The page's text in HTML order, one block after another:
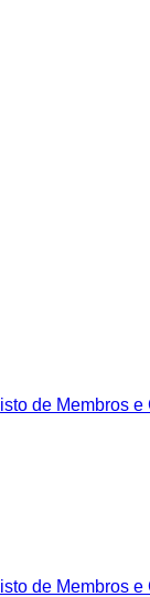
de Membros
de Membros